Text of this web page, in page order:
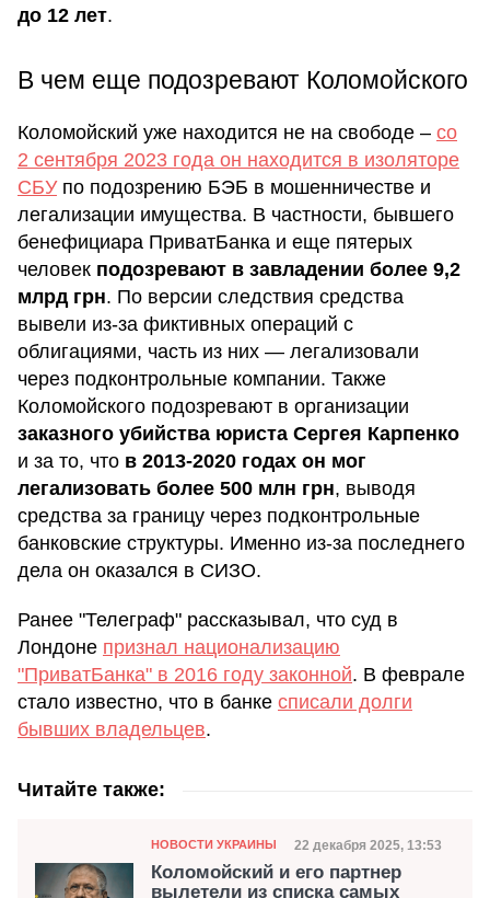
до 12 лет.
В чем еще подозревают Коломойского
Коломойский уже находится не на свободе – со
2 сентября 2023 года он находится в изоляторе
СБУпо подозрению БЭБ в мошенничестве и
легализации имущества. В частности, бывшего
бенефициара ПриватБанка и еще пятерых
человек подозревают в завладении более 9,2
млрд грн. По версии следствия средства
вывели из-за фиктивных операций с
облигациями, часть из них — легализовали
через подконтрольные компании. Также
Коломойского подозревают в организации
заказного убийства юриста Сергея Карпенко
и за то, что в 2013-2020 годах он мог
легализовать более 500 млн грн, выводя
средства за границу через подконтрольные
банковские структуры. Именно из-за последнего
дела он оказался в СИЗО.
Ранее "Телеграф" рассказывал, что суд в
Лондоне признал национализацию
"ПриватБанка" в 2016 году законной. В феврале
стало известно, что в банке списали долги
бывших владельцев.
Читайте также:
Категория
НОВОСТИ УКРАИНЫ Дата публикации
22 декабря 2025, 13:53
Коломойский и его партнер
вылетели из списка самых